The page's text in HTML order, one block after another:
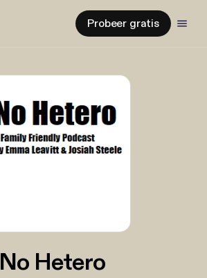
Probeer gratis
No Hetero